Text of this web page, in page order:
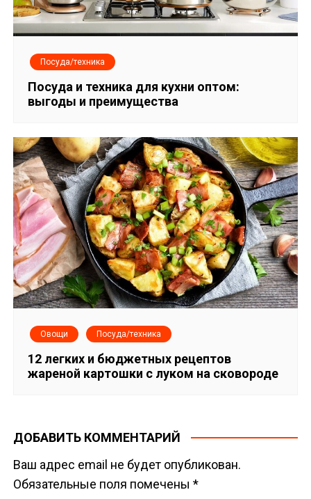
Посуда/техника
Посуда и техника для кухни оптом:
выгоды и преимущества
Овощи Посуда/техника
12 легких и бюджетных рецептов
жареной картошки с луком на сковороде
ДОБАВИТЬ КОММЕНТАРИЙ
Ваш адрес email не будет опубликован.
Обязательные поля помечены*